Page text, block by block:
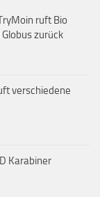
ruft Bio
zurück
verschiedene
Karabiner